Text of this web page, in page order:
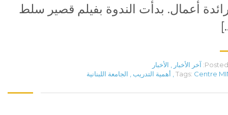
أعمال. بدأت الندوة بفيلم قصير سلط
Posted آخر الأخبار , الأخبار
Tags: Centre
, أهمية التدريب, الجامعة اللبنانية